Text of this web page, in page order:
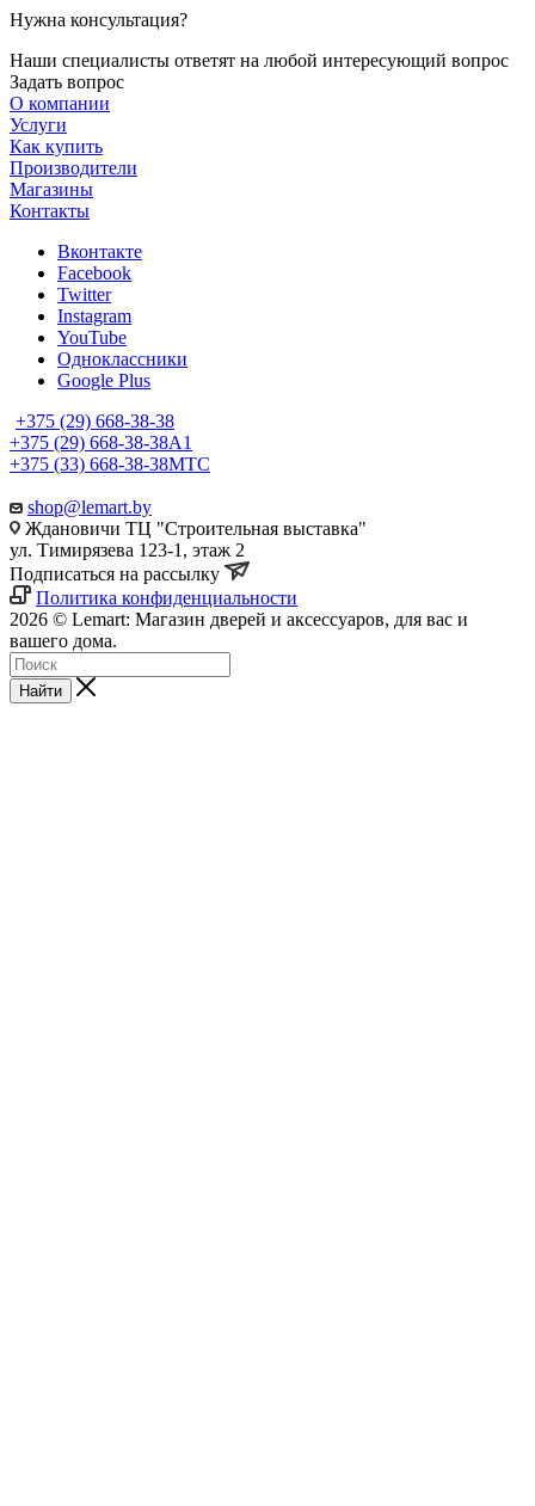
Нужна консультация?
Наши специалисты ответят на любой интересующий вопрос
Задать вопрос
О компании
Услуги
Как купить
Производители
Магазины
Контакты
Вконтакте
Facebook
Twitter
Instagram
YouTube
Одноклассники
Google Plus
+375 (29) 668-38-38
+375 (29) 668-38-38A1
+375 (33) 668-38-38МТС
shop@lemart.by
Ждановичи ТЦ "Строительная выставка"
ул. Тимирязева 123-1, этаж 2
Подписаться на рассылку
Политика конфиденциальности
2026 © Lemart: Магазин дверей и аксессуаров, для вас и
вашего дома.
Найти